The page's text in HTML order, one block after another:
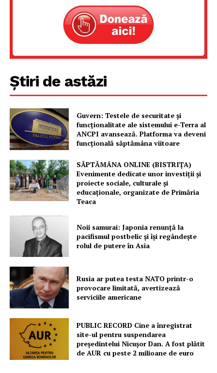
Știri de astăzi
Guvern: Testele de securitate și
funcționalitate ale sistemului e-Terra al
ANCPI avansează. Platforma va deveni
funcțională săptămâna viitoare
SĂPTĂMÂNA ONLINE (BISTRIȚA)
Evenimente dedicate unor investiții și
proiecte sociale, culturale și
educaționale, organizate de Primăria
Teaca
Noii samurai: Japonia renunță la
pacifismul postbelic și își regândește
rolul de putere în Asia
Rusia ar putea testa NATO printr-o
provocare limitată, avertizează
serviciile americane
PUBLIC RECORD Cine a înregistrat
site-ul pentru suspendarea
președintelui Nicușor Dan. A fost plătit
de AUR cu peste 2 milioane de euro